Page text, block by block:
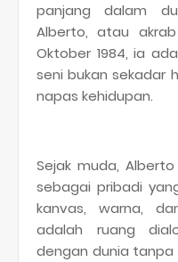
panjang dalam
Alberto, atau
Oktober 1984, ia
seni bukan sekadar
napas kehidupan.
Sejak muda,
sebagai pribadi
kanvas, warna,
adalah ruang
dengan dunia tanpa